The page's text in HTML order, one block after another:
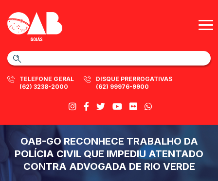
TELEFONE GERAL
(62) 3238-2000
DISQUE PRERROGATIVAS
(62) 99976-9900
OAB-GO RECONHECE TRABALHO DA
POLÍCIA CIVIL QUE IMPEDIU ATENTADO
CONTRA ADVOGADA DE RIO VERDE